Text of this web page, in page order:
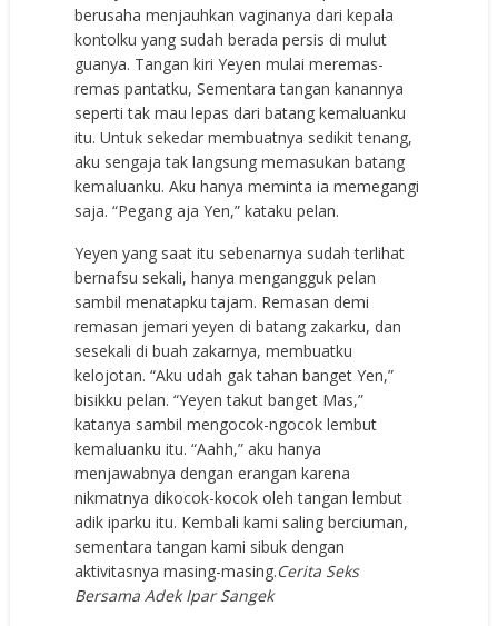
berusaha menjauhkan vaginanya dari kepala
kontolku yang sudah berada persis di mulut
guanya. Tangan kiri Yeyen mulai meremas-
remas pantatku, Sementara tangan kanannya
seperti tak mau lepas dari batang kemaluanku
itu. Untuk sekedar membuatnya sedikit tenang,
aku sengaja tak langsung memasukan batang
kemaluanku. Aku hanya meminta ia memegangi
saja. “Pegang aja Yen,” kataku pelan.
Yeyen yang saat itu sebenarnya sudah terlihat
bernafsu sekali, hanya mengangguk pelan
sambil menatapku tajam. Remasan demi
remasan jemari yeyen di batang zakarku, dan
sesekali di buah zakarnya, membuatku
kelojotan. “Aku udah gak tahan banget Yen,”
bisikku pelan. “Yeyen takut banget Mas,”
katanya sambil mengocok-ngocok lembut
kemaluanku itu. “Aahh,” aku hanya
menjawabnya dengan erangan karena
nikmatnya dikocok-kocok oleh tangan lembut
adik iparku itu. Kembali kami saling berciuman,
sementara tangan kami sibuk dengan
aktivitasnya masing-masing.Cerita Seks
Bersama Adek Ipar Sangek